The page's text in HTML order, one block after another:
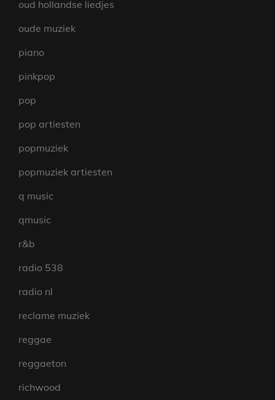
oud hollandse liedjes
oude muziek
piano
pinkpop
pop
pop artiesten
popmuziek
popmuziek artiesten
q music
qmusic
r&b
radio 538
radio nl
reclame muziek
reggae
reggaeton
richwood